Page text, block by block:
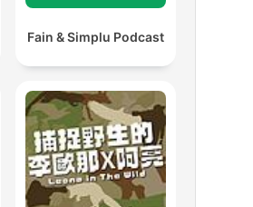
Fain & Simplu Podcast